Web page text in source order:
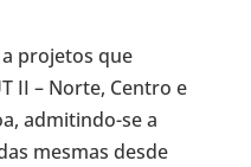
projetos que
II – Norte, Centro e
admitindo-se a
mesmas desde